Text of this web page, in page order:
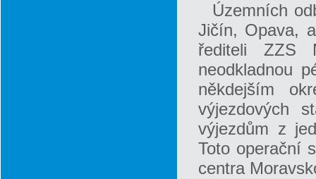
Územních
Jičín, Opava,
řediteli ZZS
neodkladnou
někdejším
výjezdových
výjezdům z
Toto operační
centra